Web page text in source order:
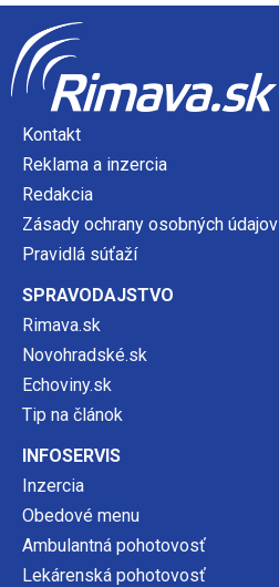
Kontakt
Reklama a inzercia
Redakcia
Zásady ochrany osobných údajov
Pravidlá súťaží
SPRAVODAJSTVO
Rimava.sk
Novohradské.sk
Echoviny.sk
Tip na článok
INFOSERVIS
Inzercia
Obedové menu
Ambulantná pohotovosť
Lekárenská pohotovosť